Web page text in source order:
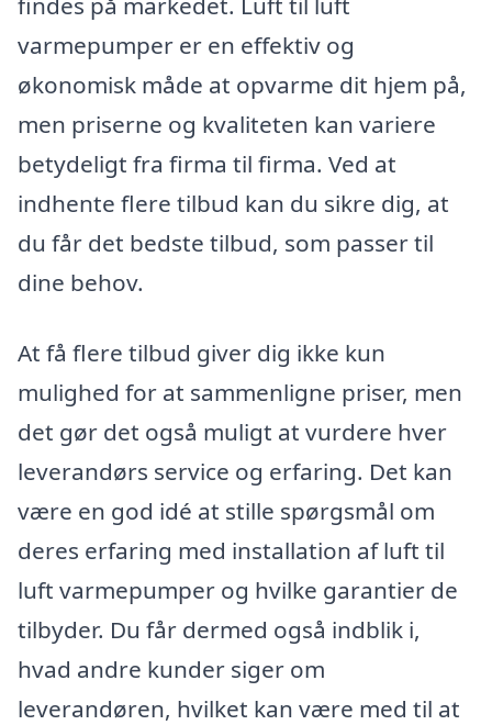
varmepumper er en effektiv og
økonomisk måde at opvarme dit hjem på,
men priserne og kvaliteten kan variere
betydeligt fra firma til firma. Ved at
indhente flere tilbud kan du sikre dig, at
du får det bedste tilbud, som passer til
dine behov.
At få flere tilbud giver dig ikke kun
mulighed for at sammenligne priser, men
det gør det også muligt at vurdere hver
leverandørs service og erfaring. Det kan
være en god idé at stille spørgsmål om
deres erfaring med installation af luft til
luft varmepumper og hvilke garantier de
tilbyder. Du får dermed også indblik i,
hvad andre kunder siger om
leverandøren, hvilket kan være med til at